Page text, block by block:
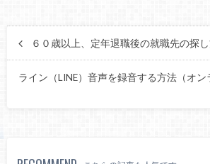
６０歳以上、定年退職後の就職先の探
ライン（LINE）音声を録音する方法（オ